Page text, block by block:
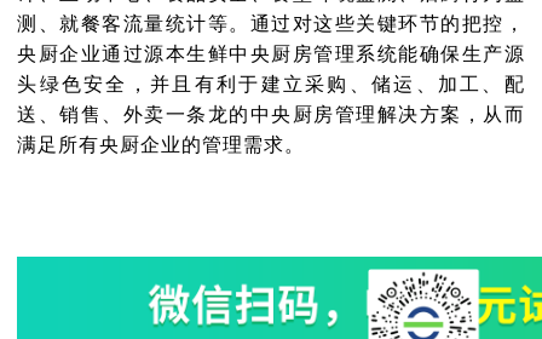
测、就餐客流量统计等。通过对这些关键环节的把控，
央厨企业通过源本生鲜中央厨房管理系统能确保生产源
头绿色安全，并且有利于建立采购、储运、加工、配
送、销售、外卖一条龙的中央厨房管理解决方案，从而
满足所有央厨企业的管理需求。